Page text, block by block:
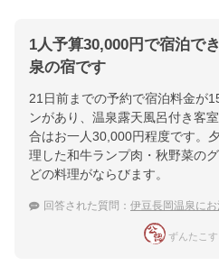
1人予算30,000円で宿泊で
泉の宿です
21日前までの予約で宿泊料金が
ンがあり、温泉露天風呂付き客
合はお一人30,000円程度です。
理した和牛ランプ肉・秋野菜の
どの料理がならびます。
回答された質問： 伊豆長岡温泉にお泊まりデート！
ずんたこ